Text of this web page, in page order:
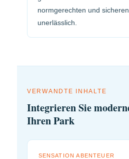
normgerechten und
unerlässlich.
VERWANDTE INHALTE
Integrieren Sie
Ihren Park
SENSATION ABENTEUER